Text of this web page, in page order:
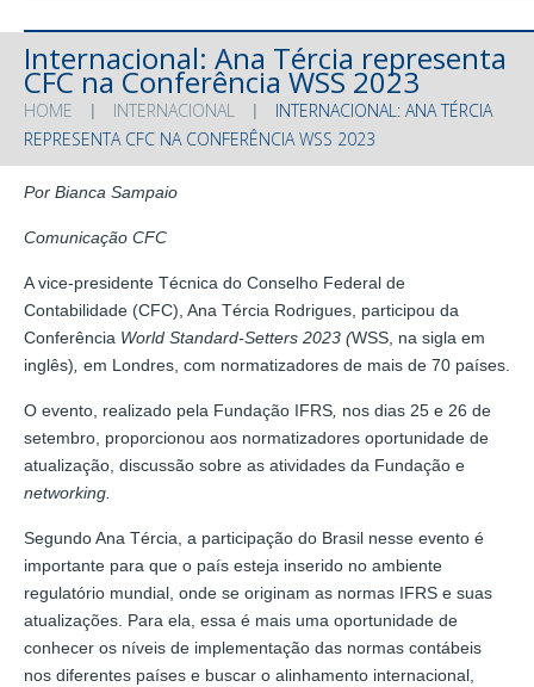
Internacional: Ana Tércia representa
CFC na Conferência WSS 2023
HOME INTERNACIONAL
INTERNACIONAL: ANA TÉRCIA
REPRESENTA CFC NA CONFERÊNCIA WSS 2023
Por Bianca Sampaio
Comunicação CFC
A vice-presidente Técnica do Conselho Federal de
Contabilidade (CFC), Ana Tércia Rodrigues, participou da
Conferência World Standard-Setters 2023 (WSS, na sigla em
inglês) em Londres, com normatizadores de mais de 70 países.
O evento, realizado pela Fundação IFRS nos dias 25 e 26 de
setembro, proporcionou aos normatizadores oportunidade de
atualização, discussão sobre as atividades da Fundação e
networking.
Segundo Ana Tércia, a participação do Brasil nesse evento é
importante para que o país esteja inserido no ambiente
regulatório mundial, onde se originam as normas IFRS e suas
atualizações. Para ela, essa é mais uma oportunidade de
conhecer os níveis de implementação das normas contábeis
nos diferentes países e buscar o alinhamento internacional,